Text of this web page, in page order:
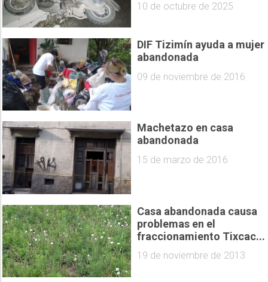
10 de octubre de 2025
DIF Tizimín ayuda a mujer
abandonada
09 de noviembre de 2016
Machetazo en casa
abandonada
15 de marzo de 2016
Casa abandonada causa
problemas en el
fraccionamiento Tixcac...
19 de noviembre de 2013